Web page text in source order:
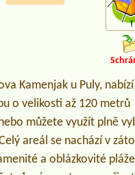
Kamenjak u Puly,
o velikosti až 120 metrů
můžete využít plně
areál se nachází v
a oblázkovité